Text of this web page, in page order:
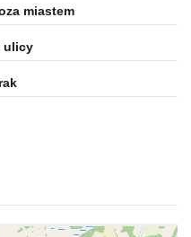
miastem
ulicy